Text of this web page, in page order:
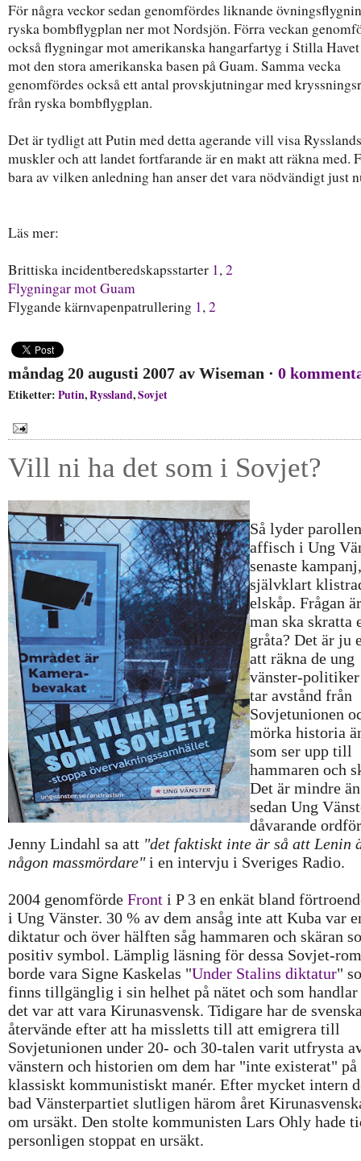
För några veckor sedan genomfördes liknande
ryska bombflygplan ner mot Nordsjön. Förra veckan
också flygningar mot amerikanska hangarfartyg i Stilla
mot den stora amerikanska basen på Guam. Samma vecka
genomfördes också ett antal provskjutningar med
från ryska bombflygplan.
Det är tydligt att Putin med detta agerande vill visa Rysslands
muskler och att landet fortfarande är en makt att räkna med.
bara av vilken anledning han anser det vara nödvändigt just
Läs mer:
Brittiska incidentberedskapsstarter 1,2
Flygningar mot Guam
Flygande kärnvapenpatrullering 1,2
måndag 20 augusti 2007 av Wiseman · 0
Etiketter: Putin,Ryssland,Sovjet
Vill ni ha det som i Sovjet?
Så lyder
affisch i Ung
senaste kampanj,
självklart
elskåp. Frågan
man ska skratta
gråta? Det är ju
att räkna de ung
vänster-
tar avstånd från
Sovjetunionen
mörka historia
som ser upp till
hammaren och
Det är mindre
sedan Ung
dåvarande
Jenny Lindahl sa att "det faktiskt inte är så att Lenin
någon massmördare"i en intervju i Sveriges Radio.
2004 genomförde Front i P 3 en enkät bland
i Ung Vänster. 30 % av dem ansåg inte att Kuba var
diktatur och över hälften såg hammaren och skäran
positiv symbol. Lämplig läsning för dessa Sovjet-
borde vara Signe Kaskelas "Under Stalins diktatur"
finns tillgänglig i sin helhet på nätet och som
det var att vara Kirunasvensk. Tidigare har de
återvände efter att ha missletts till att emigrera till
Sovjetunionen under 20- och 30-talen varit utfrysta
vänstern och historien om dem har "inte existerat" på
klassiskt kommunistiskt manér. Efter mycket intern
bad Vänsterpartiet slutligen härom året
om ursäkt. Den stolte kommunisten Lars Ohly hade
personligen stoppat en ursäkt.